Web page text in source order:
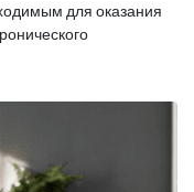
для оказания